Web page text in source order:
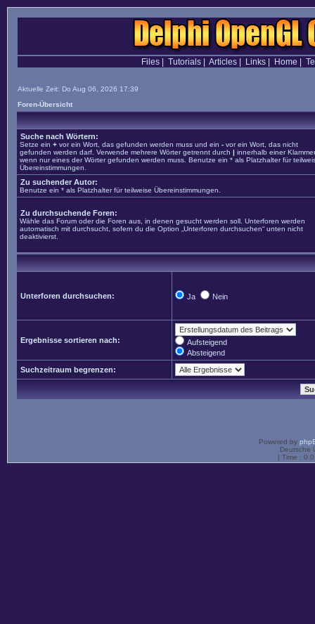
Files| Tutorials| Articles| Links| Home
Aktuelle Zeit: Do Aug 06, 2026 17:39
Foren-Übersicht
Suche nach Wörtern:
Setze ein + vor ein Wort, das gefunden werden muss und ein - vor ein Wort, das nicht
gefunden werden darf. Verwende mehrere Wörter getrennt durch | innerhalb einer
wenn nur eines der Wörter gefunden werden muss. Benutze ein * als Platzhalter für
Übereinstimmungen.
Zu suchender Autor:
Benutze ein * als Platzhalter für teilweise Übereinstimmungen.
Zu durchsuchende Foren:
Wähle das Forum oder die Foren aus, in denen gesucht werden soll. Unterforen werden
automatisch mit durchsucht, sofern du die Option „Unterforen durchsuchen“ unten nicht
deaktivierst.
Unterforen durchsuchen: Ja Nein
Ergebnisse sortieren nach:
Aufsteigend
Absteigend
Suchzeitraum begrenzen:
Powered by
Deutsche
[ Time :